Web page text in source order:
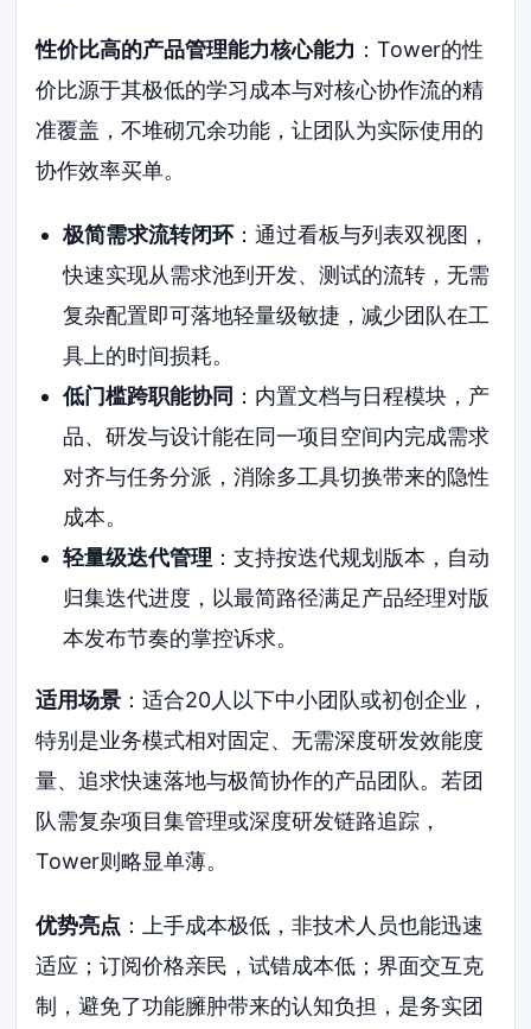
性价比高的产品管理能力核心能力 ：Tower的性
价比源于其极低的学习成本与对核心协作流的精
准覆盖，不堆砌冗余功能，让团队为实际使用的
协作效率买单。
极简需求流转闭环：通过看板与列表双视图，
快速实现从需求池到开发、测试的流转，无需
复杂配置即可落地轻量级敏捷，减少团队在工
具上的时间损耗。
低门槛跨职能协同 ：内置文档与日程模块，产
品、研发与设计能在同一项目空间内完成需求
对齐与任务分派，消除多工具切换带来的隐性
成本。
轻量级迭代管理 ：支持按迭代规划版本，自动
归集迭代进度，以最简路径满足产品经理对版
本发布节奏的掌控诉求。
适用场景 ：适合20人以下中小团队或初创企业，
特别是业务模式相对固定、无需深度研发效能度
量、追求快速落地与极简协作的产品团队。若团
队需复杂项目集管理或深度研发链路追踪，
Tower则略显单薄。
优势亮点 ：上手成本极低，非技术人员也能迅速
适应；订阅价格亲民，试错成本低；界面交互克
制，避免了功能臃肿带来的认知负担，是务实团